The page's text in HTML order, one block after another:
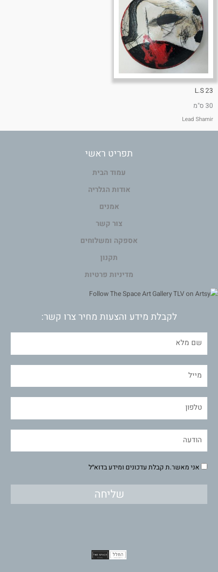
L.S 23
30 ס"מ
Lead Shamir
תפריט ראשי
עמוד הבית
אודות הגלריה
אמנים
צור קשר
אספקה ומשלוחים
תקנון
מדיניות פרטיות
לקבלת מידע והצעות מחיר צרו קשר:
אני מאשר.ת קבלת עדכונים ומידע בדוא״ל
שליחה